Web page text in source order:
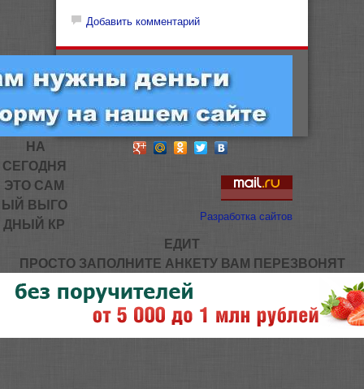
Добавить комментарий
Разработка сайтов
НА
СЕГОДНЯ
ЭТО САМ
ЫЙ ВЫГО
ДНЫЙ КР
ЕДИТ
ПРОСТО ЗАПОЛНИТЕ АНКЕТУ ВАМ ПЕРЕЗВОНЯТ